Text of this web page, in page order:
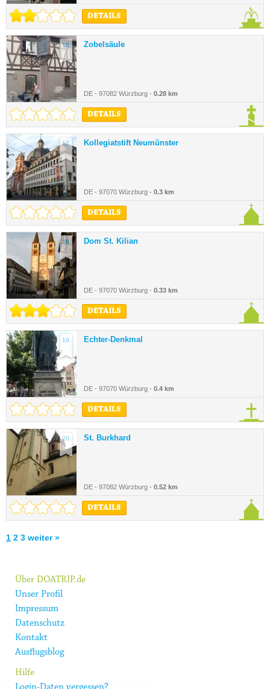
DETAILS
16. Zobelsäule
DE - 97082 Würzburg - 0.28 km
DETAILS
17. Kollegiatstift Neumünster
DE - 97070 Würzburg - 0.3 km
DETAILS
18. Dom St. Kilian
DE - 97070 Würzburg - 0.33 km
DETAILS
19. Echter-Denkmal
DE - 97070 Würzburg - 0.4 km
DETAILS
20. St. Burkhard
DE - 97082 Würzburg - 0.52 km
DETAILS
1 2 3 weiter »
Über DOATRIP.de
Unser Profil
Impressum
Datenschutz
Kontakt
Ausflugsblog
Hilfe